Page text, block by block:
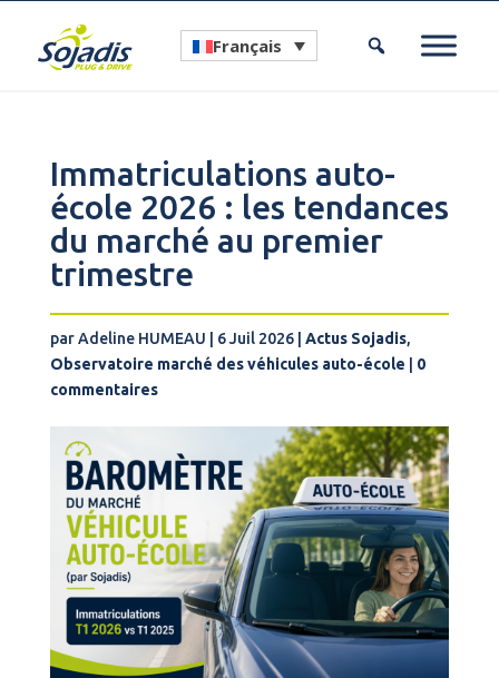
Français
Immatriculations auto-
école 2026 : les tendances
du marché au premier
trimestre
parAdeline HUMEAU 6 Juil 2026| Actus Sojadis,
Observatoire marché des véhicules auto-école
0
commentaires